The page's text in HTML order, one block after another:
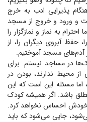
پذیرایی ادب به خرج
و ورود و خروج از مسجد
به نماز و نمازگزار را
آبروی دیگران را، از
آدم‌های مسجد آموختیم.
در مساجد نیستم. برای
محیط ندارند، بودن در
مسئله این است که این
باشد. اگر همیشه کودک
خودش احساس نخواهد کرد.
جایی می‌شود که باید